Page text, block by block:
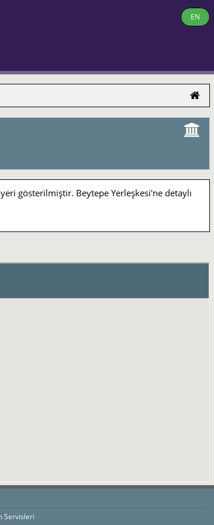
EN
gösterilmiştir. Beytepe Yerleşkesi'ne detaylı
Servisleri